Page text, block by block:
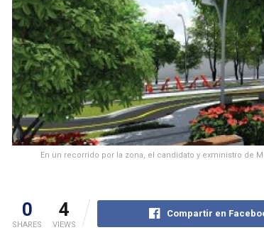
En un recorrido por la zona, el candidato y exministro de
0
SHARES
4
VIEWS
Compartir en